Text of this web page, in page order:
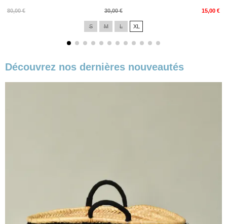
80,00 €
Prix
30,00 € 15,00 €
Prix
S M L XL
Découvrez nos dernières nouveautés